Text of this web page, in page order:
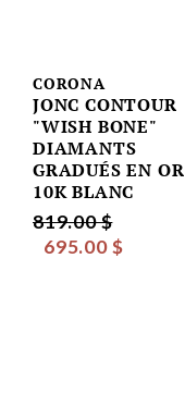
CORONA
JONC CONTOUR
"WISH BONE"
DIAMANTS
GRADUÉS EN OR
10K BLANC
819.00 $
695.00 $